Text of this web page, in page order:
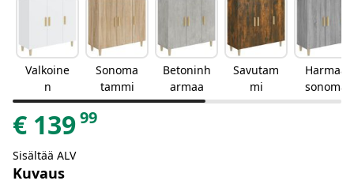
Valkoine
n
Sonoma
tammi
Betoninh
armaa
Savutam
mi
Harmaa
sonoma
€ 13999
Sisältää ALV
Kuvaus